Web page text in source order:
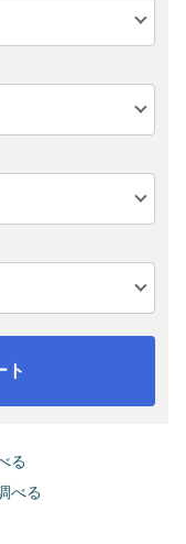
ト
る
べる